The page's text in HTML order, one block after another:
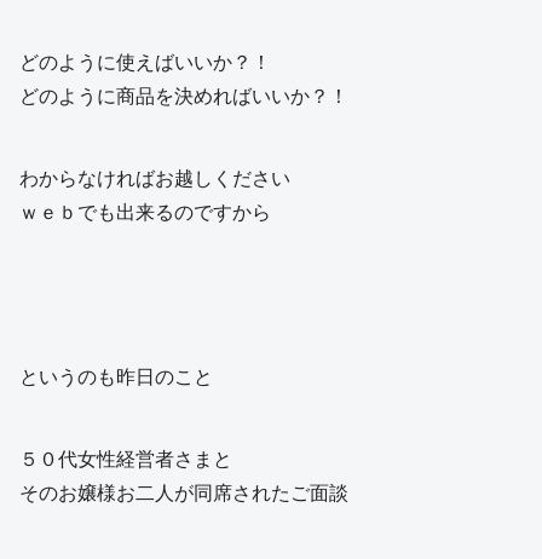
どのように使えばいいか？！
どのように商品を決めればいいか？！
わからなければお越しください
ｗｅｂでも出来るのですから
というのも昨日のこと
５０代女性経営者さまと
そのお嬢様お二人が同席されたご面談